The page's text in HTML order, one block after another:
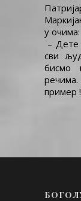
у очима:
– Дете
сви
бисмо
пример !